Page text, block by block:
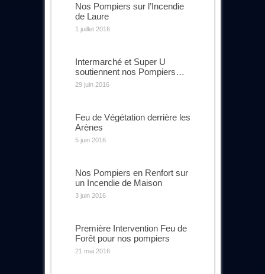
Nos Pompiers sur l’Incendie
de Laure
1 juillet 2016
Intermarché et Super U
soutiennent nos Pompiers…
29 juin 2016
Feu de Végétation derrière les
Arènes
5 juin 2016
Nos Pompiers en Renfort sur
un Incendie de Maison
3 juin 2016
Première Intervention Feu de
Forêt pour nos pompiers
21 mai 2016